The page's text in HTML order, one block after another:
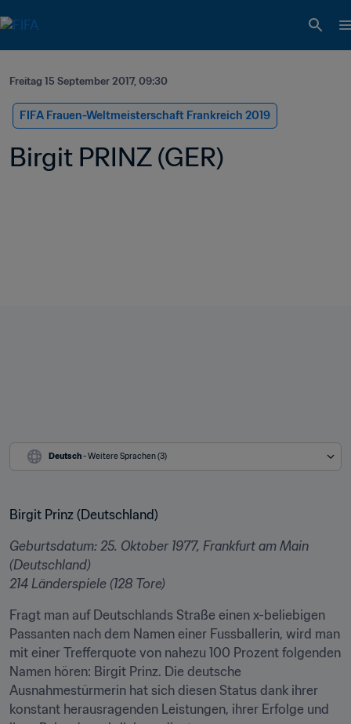
Freitag 15 September 2017, 09:30
FIFA Frauen-Weltmeisterschaft Frankreich 2019
Birgit PRINZ (GER)
Deutsch - Weitere Sprachen (3)
Birgit Prinz (Deutschland)
Geburtsdatum: 25. Oktober 1977, Frankfurt am Main
(Deutschland)
214 Länderspiele (128 Tore)
Fragt man auf Deutschlands Straße einen x-beliebigen
Passanten nach dem Namen einer Fussballerin, wird man
mit einer Trefferquote von nahezu 100 Prozent folgenden
Namen hören: Birgit Prinz. Die deutsche
Ausnahmestürmerin hat sich diesen Status dank ihrer
konstant herausragenden Leistungen, ihrer Erfolge und